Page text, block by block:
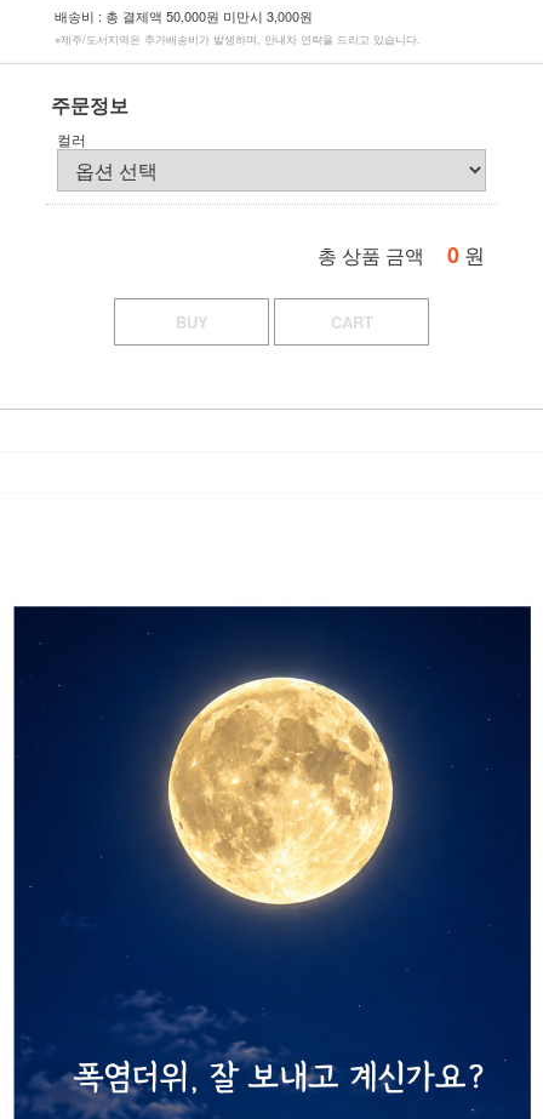
배송비 : 총 결제액 50,000원 미만시 3,000원
※제주/도서지역은 추가배송비가 발생하며, 안내차 연락을 드리고 있습니다.
주문정보
컬러
총 상품 금액 0 원
BUY CART